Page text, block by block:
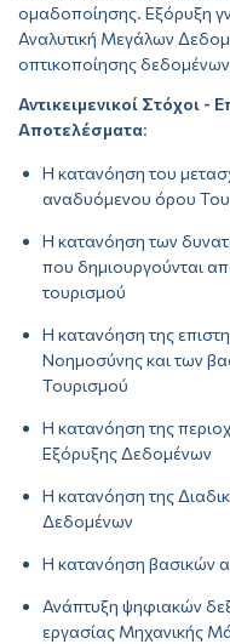
ομαδοποίησης. Εξόρυξη
Αναλυτική Μεγάλων
οπτικοποίησης
Αντικειμενικοί Στόχοι
Αποτελέσματα:
Η κατανόηση του
αναδυόμενου όρου
Η κατανόηση των
που δημιουργούνται
τουρισμού
Η κατανόηση της
Νοημοσύνης και των
Τουρισμού
Η κατανόηση της
Εξόρυξης Δεδομένων
Η κατανόηση της
Δεδομένων
Η κατανόηση βασικών
Ανάπτυξη ψηφιακών
εργασίας Μηχανικής